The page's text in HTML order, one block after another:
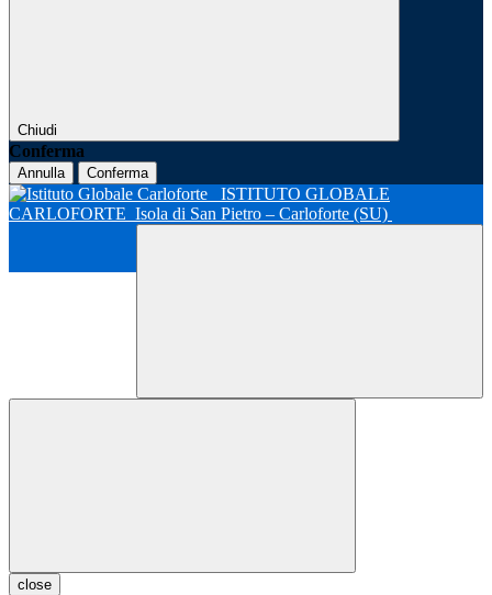
Chiudi
Conferma
Annulla Conferma
ISTITUTO GLOBALE
CARLOFORTE Isola di San Pietro – Carloforte (SU)
close